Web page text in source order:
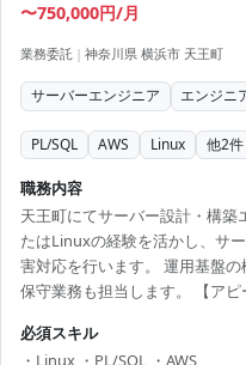
〜750,000円/月
業務委託 | 神奈川県 横浜市 天王町
サーバーエンジニア エンジニ
PL/SQL AWS Linux 他2件
職務内容
天王町にてサーバー設計・構
たはLinuxの経験を活かし、サ
害対応を行います。 運用基盤の
保守業務も担当します。 【ア
ャンスがあります。 - チームで
必須スキル
・Linux ・PL/SQL ・AWS